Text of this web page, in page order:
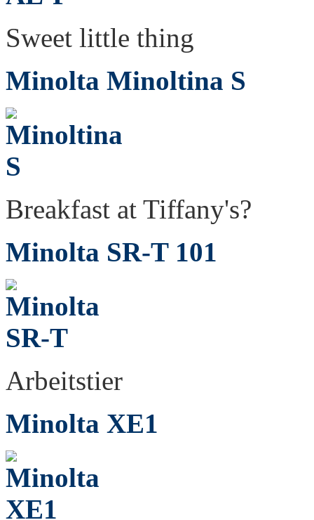
Sweet little thing
Minolta Minoltina S
Breakfast at Tiffany's?
Minolta SR-T 101
Arbeitstier
Minolta XE1